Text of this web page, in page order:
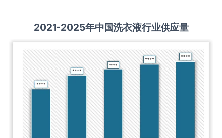
2021-2025年中国洗衣液行业供应量